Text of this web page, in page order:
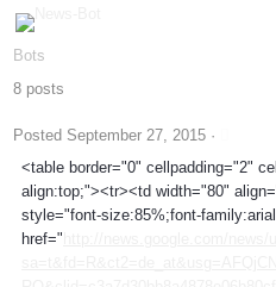
Bots
8 posts
Posted September 27, 2015 ·
<table border="0" cellpadding="2"
align:top;"><tr><td width="80"
style="font-size:85%;font-
href="